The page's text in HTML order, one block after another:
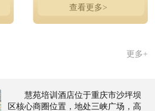
查看更多>
更多+
慧苑培训酒店位于重庆市沙坪坝
区核心商圈位置，地处三峡广场，高